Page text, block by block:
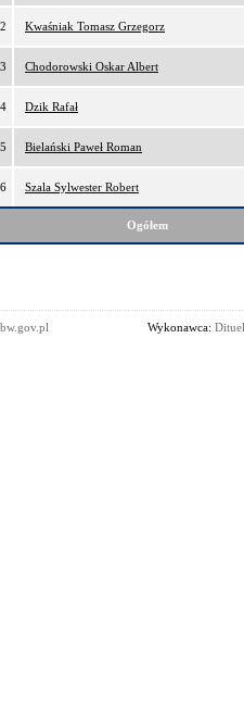
2 Kwaśniak Tomasz Grzegorz
3 Chodorowski Oskar Albert
4 Dzik Rafał
5 Bielański Paweł Roman
6 Szala Sylwester Robert
Ogółem
Wykonawca: